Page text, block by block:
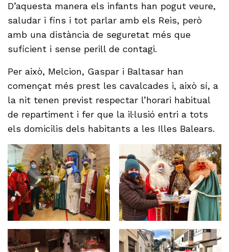
D’aquesta manera els infants han pogut veure,
saludar i fins i tot parlar amb els Reis, però
amb una distància de seguretat més que
suficient i sense perill de contagi.
Per això, Melcion, Gaspar i Baltasar han
començat més prest les cavalcades i, això sí, a
la nit tenen previst respectar l’horari habitual
de repartiment i fer que la il·lusió entri a tots
els domicilis dels habitants a les Illes Balears.